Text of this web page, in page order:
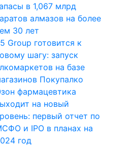
в 1,067 млрд
алмазов на более
30 лет
Group готовится к
шагу: запуск
на базе
Покупалко
фармацевтика
на новый
первый отчет по
и IPO в планах на
год